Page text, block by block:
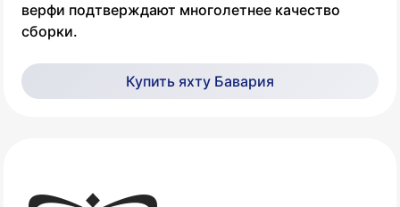
верфи подтверждают многолетнее качество
сборки.
Купить яхту Бавария